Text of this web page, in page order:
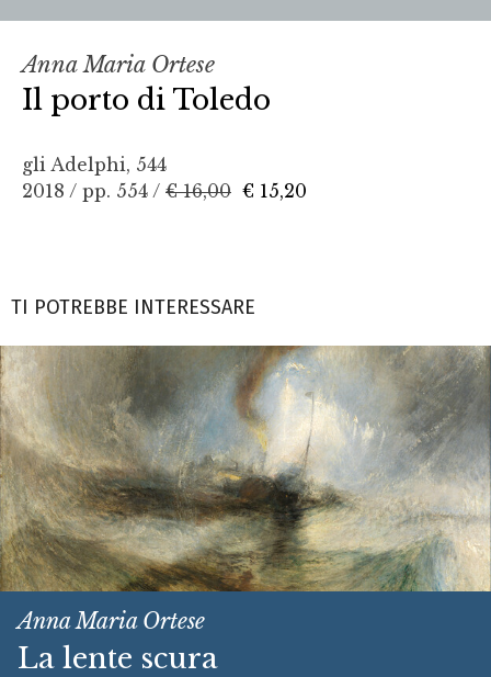
Anna Maria Ortese
Il porto di Toledo
gli Adelphi, 544
2018 / pp. 554 / € 16,00 € 15,20
TI POTREBBE INTERESSARE
Anna Maria Ortese
La lente scura